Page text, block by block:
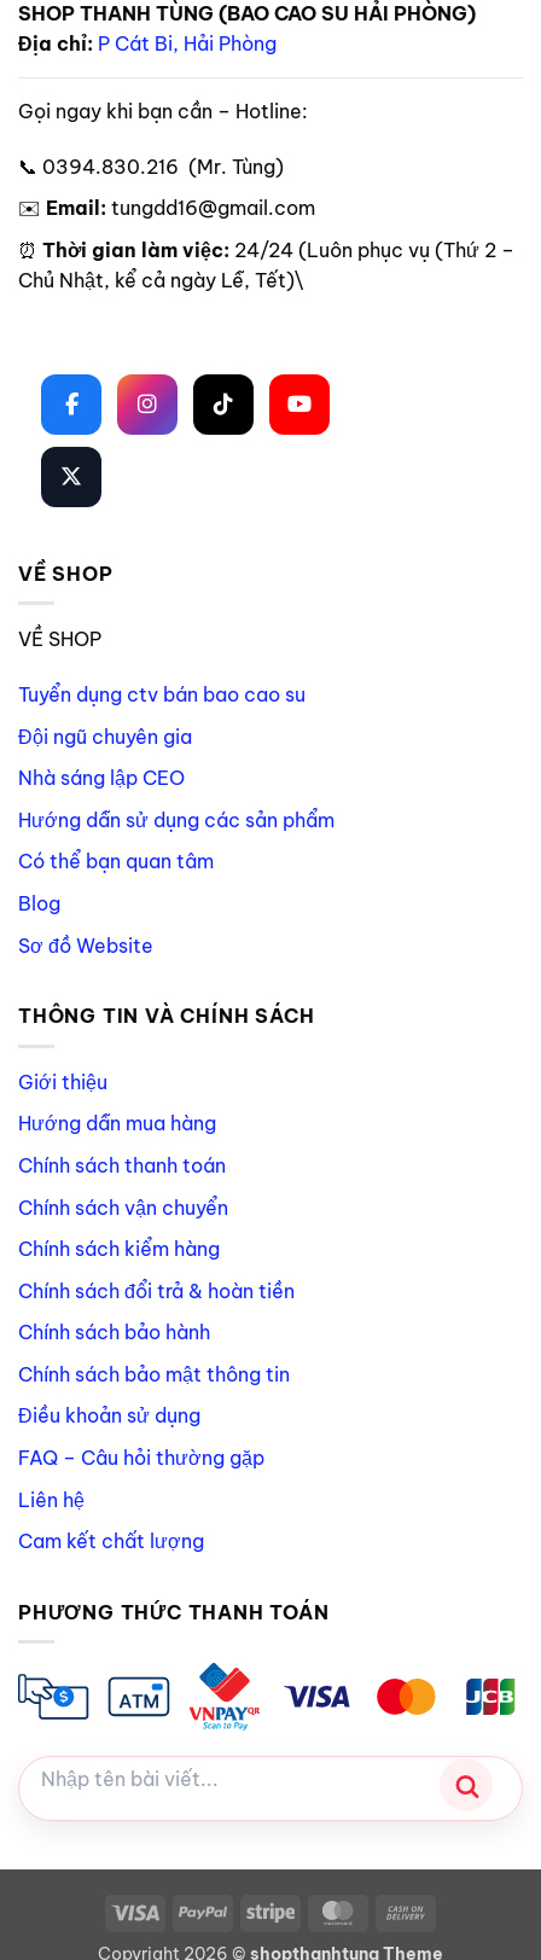
SHOP THANH TÙNG (BAO CAO SU HẢI PHÒNG)
Địa chỉ: P Cát Bi, Hải Phòng
Gọi ngay khi bạn cần – Hotline:
📞 0394.830.216 (Mr. Tùng)
✉️ Email: tungdd16@gmail.com
⏰ Thời gian làm việc: 24/24 (Luôn phục vụ (Thứ 2 –
Chủ Nhật, kể cả ngày Lễ, Tết)\
VỀ SHOP
VỀ SHOP
Tuyển dụng ctv bán bao cao su
Đội ngũ chuyên gia
Nhà sáng lập CEO
Hướng dẫn sử dụng các sản phẩm
Có thể bạn quan tâm
Blog
Sơ đồ Website
THÔNG TIN VÀ CHÍNH SÁCH
Giới thiệu
Hướng dẫn mua hàng
Chính sách thanh toán
Chính sách vận chuyển
Chính sách kiểm hàng
Chính sách đổi trả & hoàn tiền
Chính sách bảo hành
Chính sách bảo mật thông tin
Điều khoản sử dụng
FAQ – Câu hỏi thường gặp
Liên hệ
Cam kết chất lượng
PHƯƠNG THỨC THANH TOÁN
Visa PayPal Stripe MasterCard
Copyright 2026 © shopthanhtung Theme